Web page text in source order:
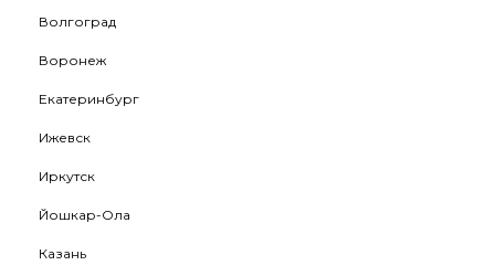
Волгоград
Воронеж
Екатеринбург
Ижевск
Иркутск
Йошкар-Ола
Казань